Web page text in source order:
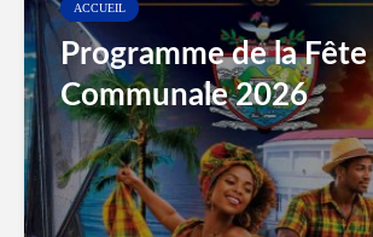
ACCUEIL
Programme de la Fête
Communale 2026